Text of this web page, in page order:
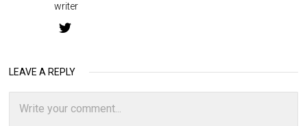
writer
LEAVE A REPLY